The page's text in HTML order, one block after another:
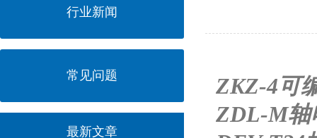
行业新闻
常见问题
最新文章
ZKZ-4可
ZDL-M轴